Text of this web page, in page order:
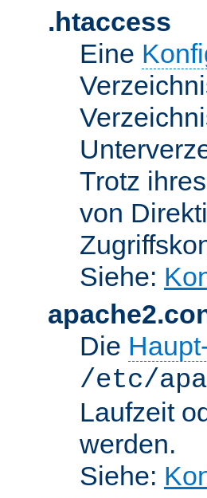
.htaccess
Eine
Trotz
von
Siehe:
Die
/etc/
Laufzeit
werden.
Siehe: